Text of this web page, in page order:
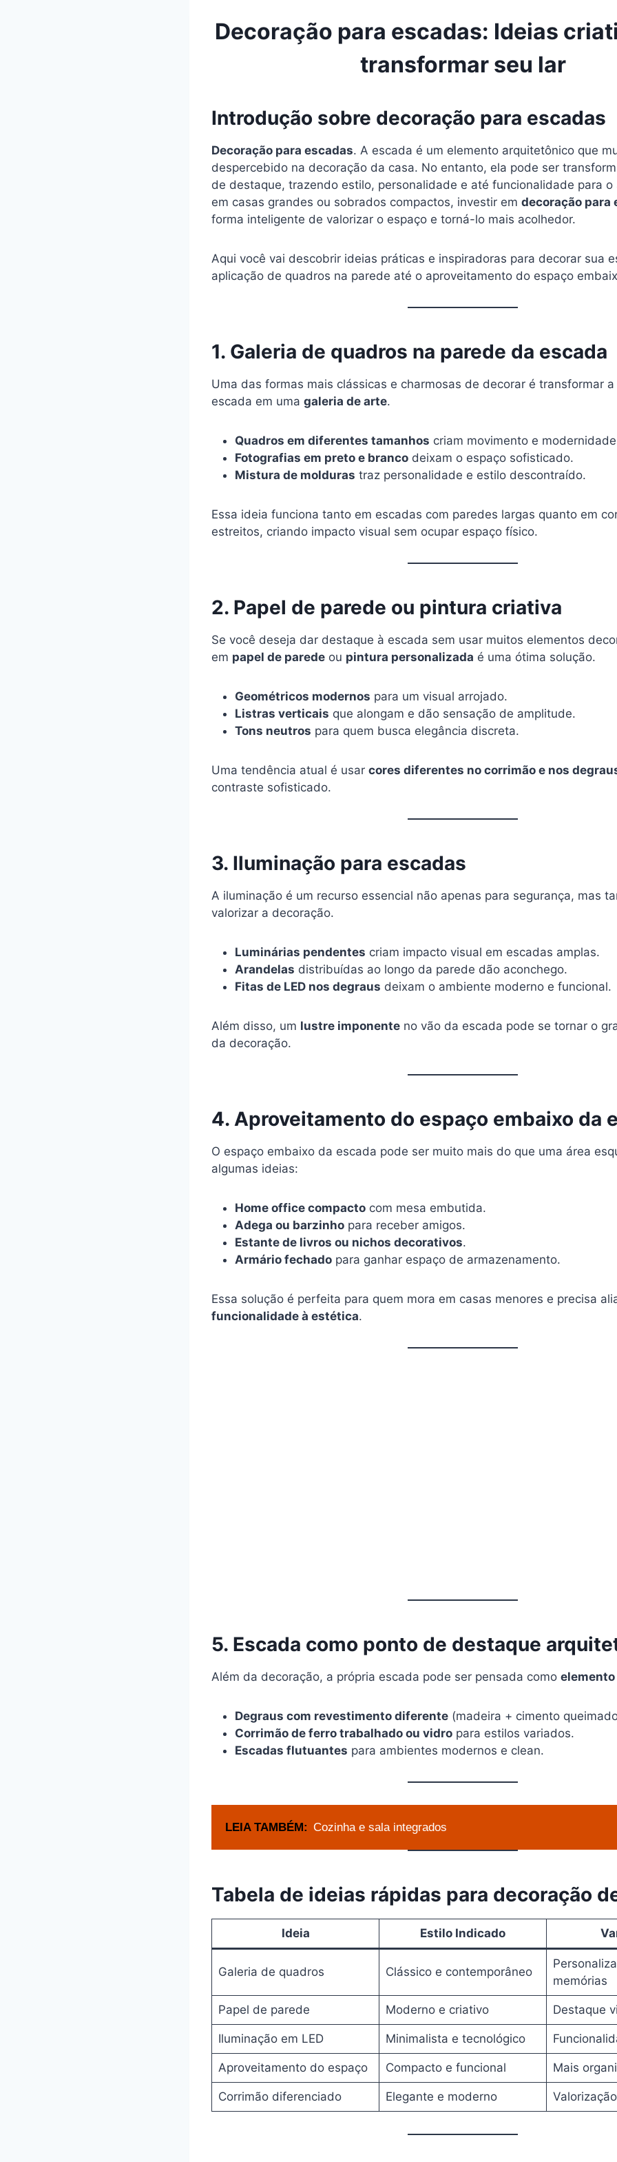
Decoração para escadas: Ideias
transformar seu lar
Introdução sobre decoração para escadas
Decoração para escadas. A escada é um elemento arquitetônico que
despercebido na decoração da casa. No entanto, ela pode ser
de destaque, trazendo estilo, personalidade e até funcionalidade para o
em casas grandes ou sobrados compactos, investir em decoração para
forma inteligente de valorizar o espaço e torná-lo mais acolhedor.
Aqui você vai descobrir ideias práticas e inspiradoras para decorar sua
aplicação de quadros na parede até o aproveitamento do espaço
1. Galeria de quadros na parede da escada
Uma das formas mais clássicas e charmosas de decorar é transformar
escada em uma galeria de arte.
Quadros em diferentes tamanhos criam movimento e
Fotografias em preto e branco deixam o espaço sofisticado.
Mistura de molduras traz personalidade e estilo descontraído.
Essa ideia funciona tanto em escadas com paredes largas quanto em
estreitos, criando impacto visual sem ocupar espaço físico.
2. Papel de parede ou pintura criativa
Se você deseja dar destaque à escada sem usar muitos elementos
em papel de parede ou pintura personalizada é uma ótima solução.
Geométricos modernos para um visual arrojado.
Listras verticais que alongam e dão sensação de amplitude.
Tons neutros para quem busca elegância discreta.
Uma tendência atual é usar cores diferentes no corrimão e nos
contraste sofisticado.
3. Iluminação para escadas
A iluminação é um recurso essencial não apenas para segurança, mas
valorizar a decoração.
Luminárias pendentes criam impacto visual em escadas amplas.
Arandelas distribuídas ao longo da parede dão aconchego.
Fitas de LED nos degraus deixam o ambiente moderno e funcional.
Além disso, um lustre imponente no vão da escada pode se tornar o
da decoração.
4. Aproveitamento do espaço embaixo da
O espaço embaixo da escada pode ser muito mais do que uma área
algumas ideias:
Home office compacto com mesa embutida.
Adega ou barzinho para receber amigos.
Estante de livros ou nichos decorativos.
Armário fechado para ganhar espaço de armazenamento.
Essa solução é perfeita para quem mora em casas menores e precisa
funcionalidade à estética.
5. Escada como ponto de destaque
Além da decoração, a própria escada pode ser pensada como
Degraus com revestimento diferente (madeira + cimento
Corrimão de ferro trabalhado ou vidro para estilos variados.
Escadas flutuantes para ambientes modernos e clean.
LEIA TAMBÉM: Cozinha e sala integrados
Tabela de ideias rápidas para decoração
Ideia Estilo Indicado
Galeria de quadros Clássico e contemporâneo
memórias
Papel de parede Moderno e criativo Destaque
Iluminação em LED Minimalista e tecnológico
Aproveitamento do espaço Compacto e funcional Mais
Corrimão diferenciado Elegante e moderno